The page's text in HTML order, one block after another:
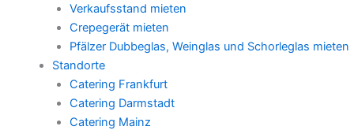
Verkaufsstand mieten
Crepegerät mieten
Pfälzer Dubbeglas, Weinglas und Schorleglas mieten
Standorte
Catering Frankfurt
Catering Darmstadt
Catering Mainz